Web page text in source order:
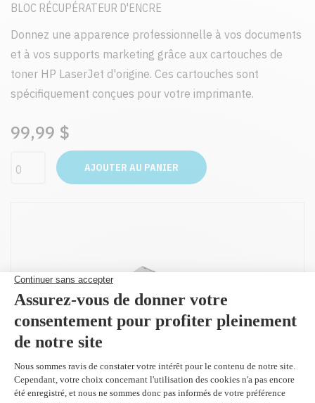
BLOC RÉCUPÉRATEUR D'ENCRE
Donnez une apparence professionnelle à vos documents
et à vos supports marketing grâce aux cartouches de
toner HP LaserJet d'origine. Ces cartouches sont
spécifiquement conçues pour votre imprimante.
99,99 $
AJOUTER AU PANIER